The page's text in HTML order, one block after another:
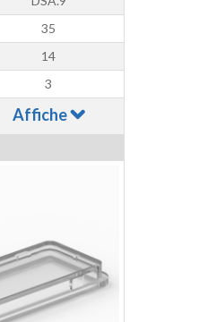
35
14
3
Affiche